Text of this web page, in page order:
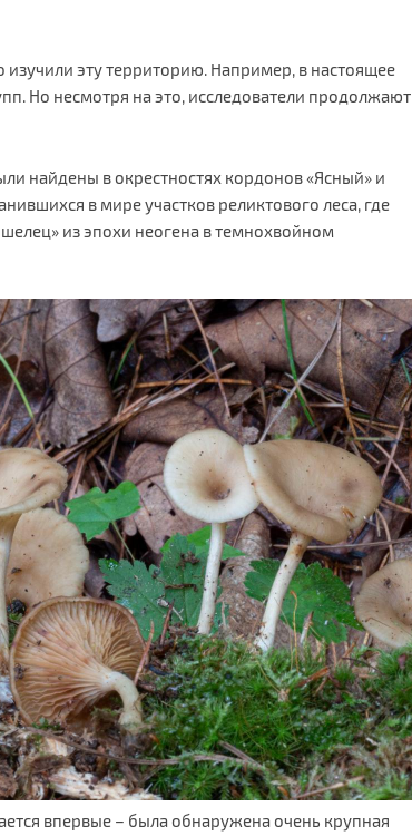
эту территорию. Например, в настоящее
Но несмотря на это, исследователи продолжают
найдены в окрестностях кордонов «Ясный» и
в мире участков реликтового леса, где
из эпохи неогена в темнохвойном
впервые – была обнаружена очень крупная